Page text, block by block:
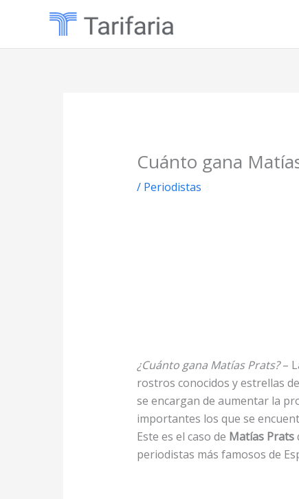
Cuánto gana
/ Periodistas
¿Cuánto gana Matías Prats?–
rostros conocidos y estrellas
se encargan de aumentar la
importantes los que se
Este es el caso de Matías Prats
periodistas más famosos de